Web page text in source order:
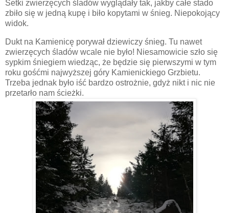
Setki zwierzęcych śladów wyglądały tak, jakby całe stado
zbiło się w jedną kupę i biło kopytami w śnieg. Niepokojący
widok.
Dukt na Kamienicę porywał dziewiczy śnieg. Tu nawet
zwierzęcych śladów wcale nie było! Niesamowicie szło się
sypkim śniegiem wiedząc, że będzie się pierwszymi w tym
roku gośćmi najwyższej góry Kamienickiego Grzbietu.
Trzeba jednak było iść bardzo ostrożnie, gdyż nikt i nic nie
przetarło nam ścieżki.